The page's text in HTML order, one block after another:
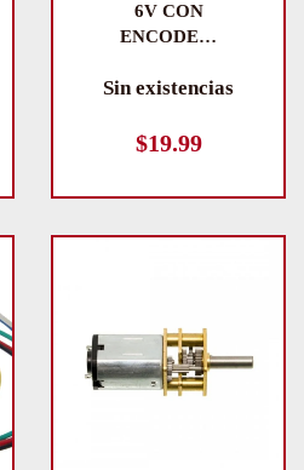
6V CON
ENCODE…
Sin existencias
$19.99